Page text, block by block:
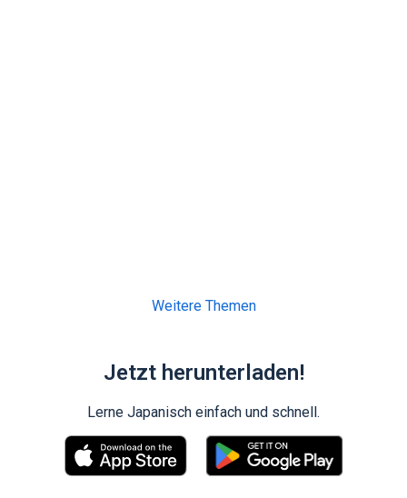
Weitere Themen
Jetzt herunterladen!
Lerne Japanisch einfach und schnell.